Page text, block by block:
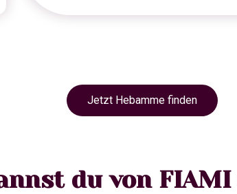
Jetzt Hebamme finden
du von